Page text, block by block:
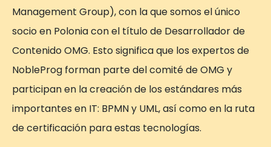
Management Group), con la que somos el único
socio en Polonia con el título de Desarrollador de
Contenido OMG. Esto significa que los expertos de
NobleProg forman parte del comité de OMG y
participan en la creación de los estándares más
importantes en IT: BPMN y UML, así como en la ruta
de certificación para estas tecnologías.